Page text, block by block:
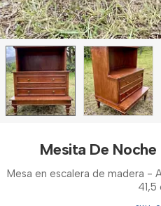
Mesita De
Mesa en escalera de madera -
41,5